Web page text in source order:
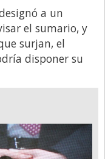
a un
el sumario, y
surjan, el
disponer su